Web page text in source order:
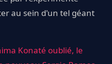
au sein d'un tel géant
Konaté oublié, le